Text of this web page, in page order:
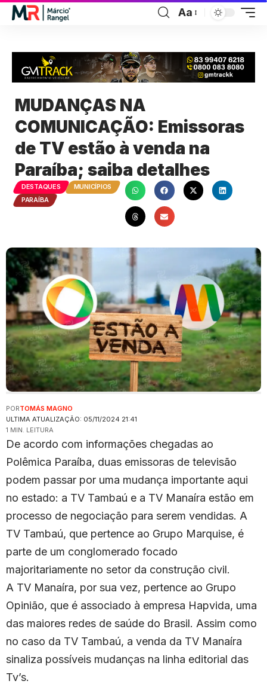
Aa
MUDANÇAS NA
COMUNICAÇÃO: Emissoras
de TV estão à venda na
Paraíba; saiba detalhes
DESTAQUES
MUNICÍPIOS
PARAÍBA
ULTIMA ATUALIZAÇÃO: 05/11/2024 21:41
PORTOMÁS MAGNO
1 MIN. LEITURA
De acordo com informações chegadas ao
Polêmica Paraíba, duas emissoras de televisão
podem passar por uma mudança importante aqui
no estado: a TV Tambaú e a TV Manaíra estão em
processo de negociação para serem vendidas. A
TV Tambaú, que pertence ao Grupo Marquise, é
parte de um conglomerado focado
majoritariamente no setor da construção civil.
A TV Manaíra, por sua vez, pertence ao Grupo
Opinião, que é associado à empresa Hapvida, uma
das maiores redes de saúde do Brasil. Assim como
no caso da TV Tambaú, a venda da TV Manaíra
sinaliza possíveis mudanças na linha editorial das
Tv’s.